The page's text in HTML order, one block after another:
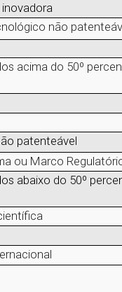
não
acima do 50º
patenteável
ou Marco
abaixo do 50º